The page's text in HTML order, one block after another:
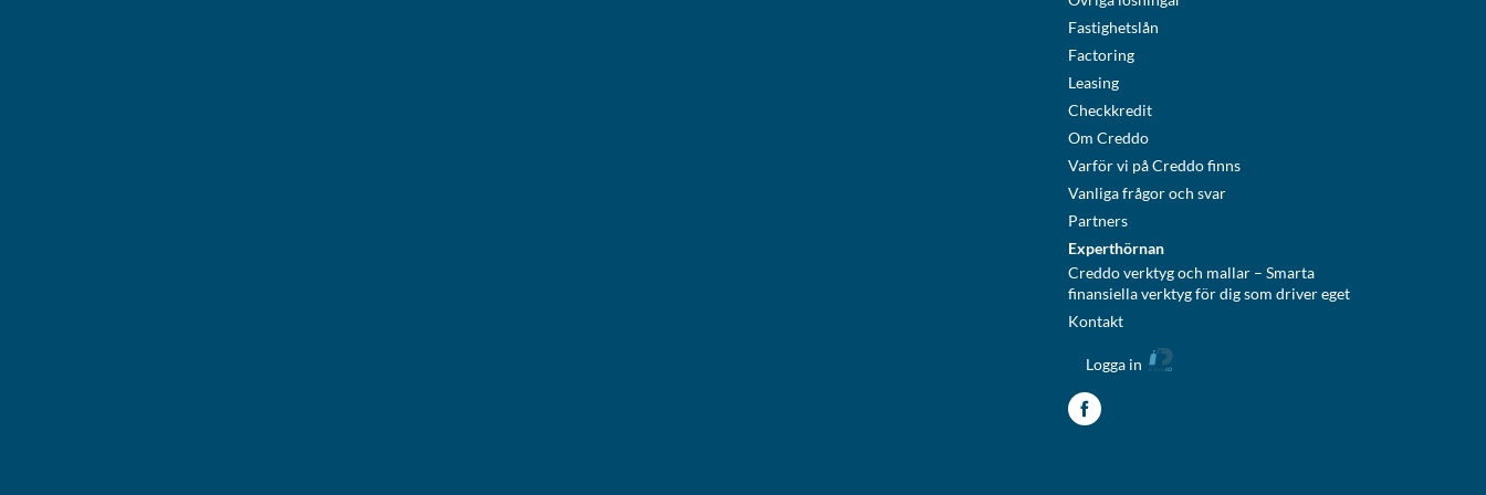
Fastighetslån
Factoring
Leasing
Checkkredit
Om Creddo
Varför vi på Creddo finns
Vanliga frågor och svar
Partners
Experthörnan
Creddo verktyg och mallar – Smarta
finansiella verktyg för dig som driver eget
Kontakt
Logga in